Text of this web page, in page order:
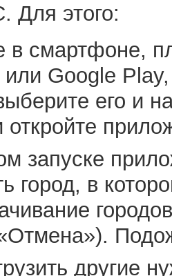
Для этого:
в смартфоне,
Google
его и
откройте
запуске
город, в
другие